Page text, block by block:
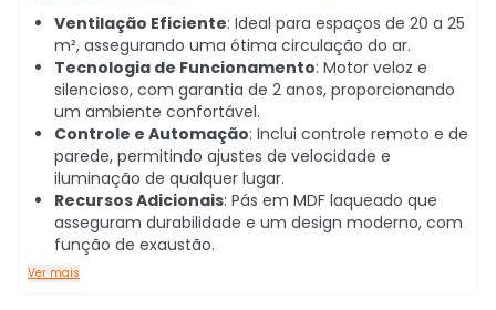
Ventilação Eficiente: Ideal para espaços de 20 a 25
m², assegurando uma ótima circulação do ar.
Tecnologia de Funcionamento: Motor veloz e
silencioso, com garantia de 2 anos, proporcionando
um ambiente confortável.
Controle e Automação: Inclui controle remoto e de
parede, permitindo ajustes de velocidade e
iluminação de qualquer lugar.
Recursos Adicionais: Pás em MDF laqueado que
asseguram durabilidade e um design moderno, com
função de exaustão.
Ver mais